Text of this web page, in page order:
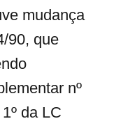
mudança
90, que
nº
da LC